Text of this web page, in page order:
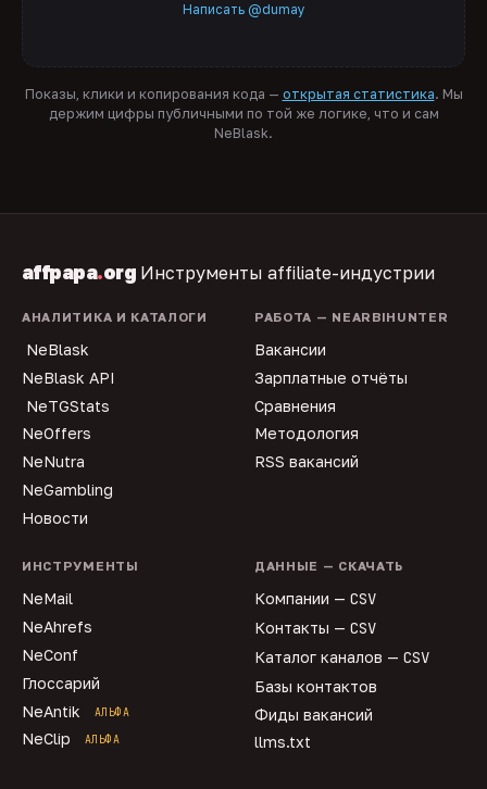
Написать @dumay
Показы, клики и копирования кода — открытая статистика. Мы
держим цифры публичными по той же логике, что и сам
NeBlask.
affpapa.org Инструменты affiliate-индустрии
АНАЛИТИКА И КАТАЛОГИ
NeBlask
NeBlask API
NeTGStats
NeOffers
NeNutra
NeGambling
Новости
РАБОТА — NEARBIHUNTER
Вакансии
Зарплатные отчёты
Сравнения
Методология
RSS вакансий
ИНСТРУМЕНТЫ
NeMail
NeAhrefs
NeConf
Глоссарий
NeAntik
АЛЬФА
NeClip АЛЬФА
ДАННЫЕ — СКАЧАТЬ
Компании — CSV
Контакты — CSV
Каталог каналов — CSV
Базы контактов
Фиды вакансий
llms.txt